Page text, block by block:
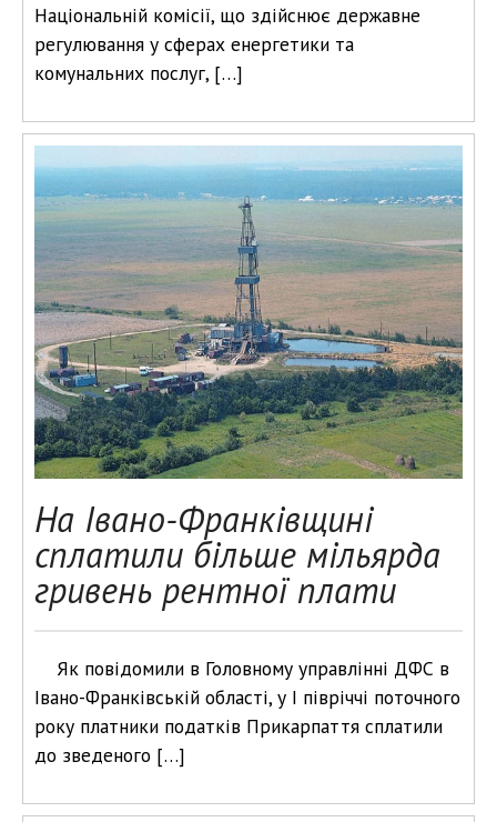
Національній комісії, що здійснює державне
регулювання у сферах енергетики та
комунальних послуг, […]
На Івано-Франківщині
сплатили більше мільярда
гривень рентної плати
Як повідомили в Головному управлінні ДФС в
Івано-Франківській області, у I півріччі поточного
року платники податків Прикарпаття сплатили
до зведеного […]